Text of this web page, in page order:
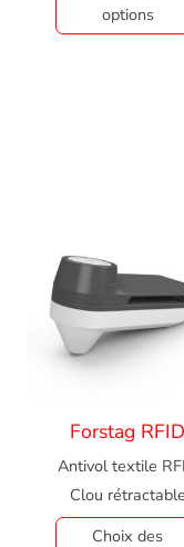
options
Forstag RFID
Antivol textile
Clou rétractable
Choix des